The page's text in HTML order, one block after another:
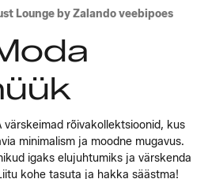
Lounge by Zalando veebipoes
värskeimad rõivakollektsioonid, kus
minimalism ja moodne mugavus.
igaks elujuhtumiks ja värskenda
kohe tasuta ja hakka säästma!